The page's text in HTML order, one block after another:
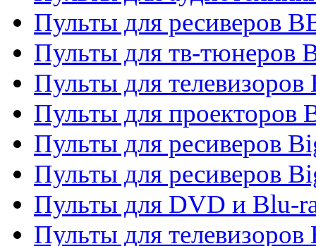
Пульты для ресиверов
Пульты для тв-тюнеров
Пульты для телевизоров
Пульты для проекторов
Пульты для ресиверов
Пульты для ресиверов
Пульты для DVD и Blu-
Пульты для телевизоров